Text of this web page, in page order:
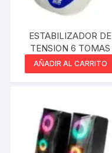
ESTABILIZADOR DE
TENSION 6 TOMAS
AÑADIR AL CARRITO